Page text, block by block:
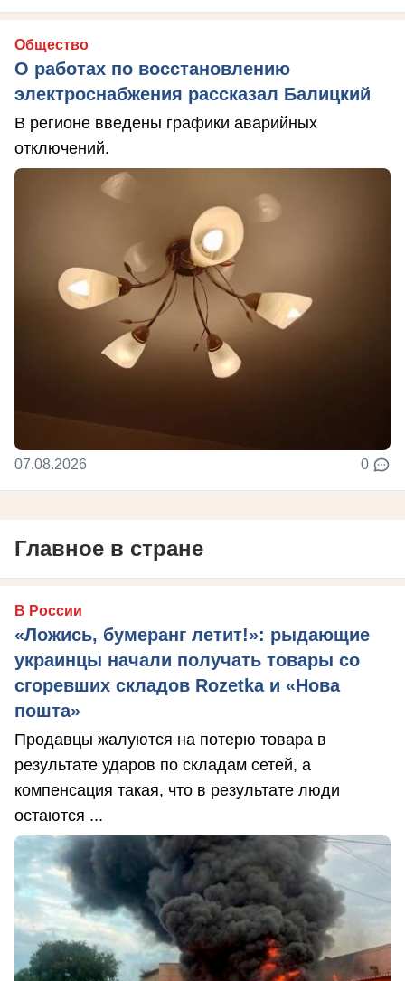
Общество
О работах по восстановлению
электроснабжения рассказал Балицкий
В регионе введены графики аварийных
отключений.
07.08.2026 0
Главное в стране
В России
«Ложись, бумеранг летит!»: рыдающие
украинцы начали получать товары со
сгоревших складов Rozetka и «Нова
пошта»
Продавцы жалуются на потерю товара в
результате ударов по складам сетей, а
компенсация такая, что в результате люди
остаются ...